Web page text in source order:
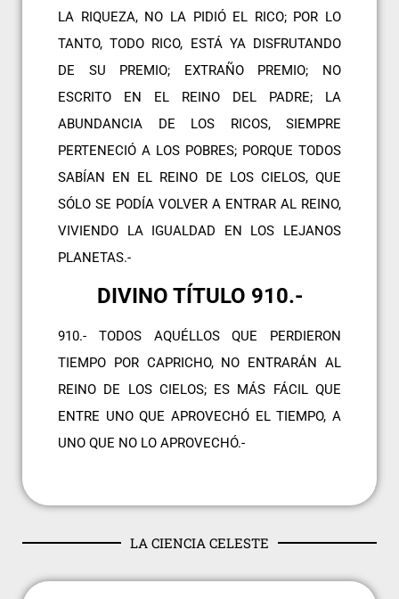
LA RIQUEZA, NO LA PIDIÓ EL RICO; POR LO
TANTO, TODO RICO, ESTÁ YA DISFRUTANDO
DE SU PREMIO; EXTRAÑO PREMIO; NO
ESCRITO EN EL REINO DEL PADRE; LA
ABUNDANCIA DE LOS RICOS, SIEMPRE
PERTENECIÓ A LOS POBRES; PORQUE TODOS
SABÍAN EN EL REINO DE LOS CIELOS, QUE
SÓLO SE PODÍA VOLVER A ENTRAR AL REINO,
VIVIENDO LA IGUALDAD EN LOS LEJANOS
PLANETAS.-
DIVINO TÍTULO 910.-
910.- TODOS AQUÉLLOS QUE PERDIERON
TIEMPO POR CAPRICHO, NO ENTRARÁN AL
REINO DE LOS CIELOS; ES MÁS FÁCIL QUE
ENTRE UNO QUE APROVECHÓ EL TIEMPO, A
UNO QUE NO LO APROVECHÓ.-
LA CIENCIA CELESTE